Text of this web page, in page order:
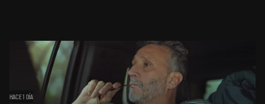
HACE 1 DÍA